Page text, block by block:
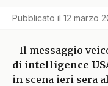
Pubblicato il 12 marzo
Il messaggio
di intelligence
in scena ieri sera